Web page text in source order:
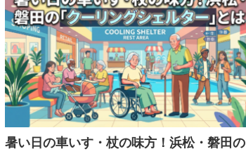
暑い日の車いす・杖の味方！浜松・磐田の